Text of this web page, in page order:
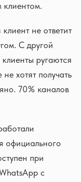
клиентом.
не ответит
С другой
ругаются
хотят получать
70% каналов
официального
при
с